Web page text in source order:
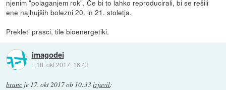
njenim "polaganjem rok". Če bi to lahko reproducirali, bi se rešili
ene najhujših bolezni 20. in 21. stoletja.
Prekleti prasci, tile bioenergetiki.
imagodei
:: 18. okt 2017, 16:43
branc je 17. okt 2017 ob 10:33izjavil: